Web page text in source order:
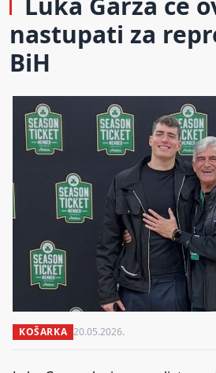
nastupati za
BiH
KOŠARKA 20.05.2026.